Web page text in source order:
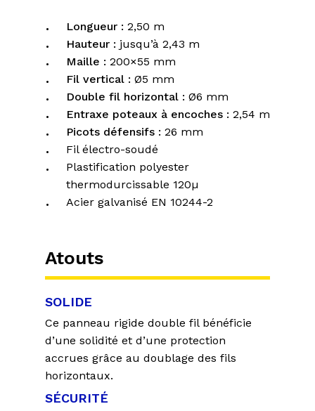
Longueur : 2,50 m
Hauteur : jusqu’à 2,43 m
Maille : 200×55 mm
Fil vertical : Ø5 mm
Double fil horizontal : Ø6 mm
Entraxe poteaux à encoches : 2,54 m
Picots défensifs : 26 mm
Fil électro-soudé
Plastification polyester
thermodurcissable 120µ
Acier galvanisé EN 10244-2
Atouts
SOLIDE
Ce panneau rigide double fil bénéficie
d’une solidité et d’une protection
accrues grâce au doublage des fils
horizontaux.
SÉCURITÉ